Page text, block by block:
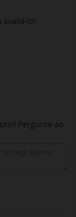
avaliá-lo!
Pergunte ao